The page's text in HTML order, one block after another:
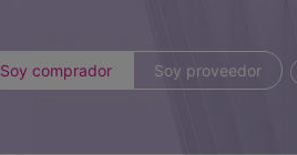
Soy comprador Soy proveedor